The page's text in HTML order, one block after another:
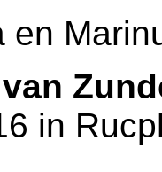
en
in